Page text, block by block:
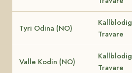
Tyri Odina (NO)
Kallblodig
Travare
Valle Kodin (NO)
Kallblodig
Travare